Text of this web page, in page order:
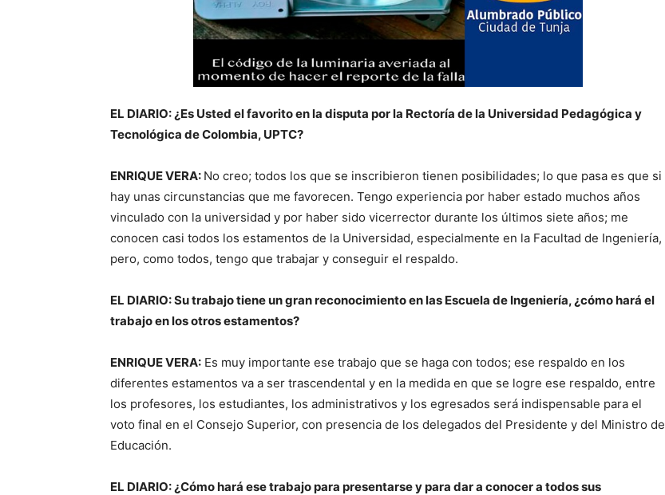
EL DIARIO: ¿Es Usted el favorito en la disputa por la Rectoría de la Universidad Pedagógica y
Tecnológica de Colombia, UPTC?
ENRIQUE VERA: No creo; todos los que se inscribieron tienen posibilidades; lo que pasa es que si
hay unas circunstancias que me favorecen. Tengo experiencia por haber estado muchos años
vinculado con la universidad y por haber sido vicerrector durante los últimos siete años; me
conocen casi todos los estamentos de la Universidad, especialmente en la Facultad de Ingeniería,
pero, como todos, tengo que trabajar y conseguir el respaldo.
EL DIARIO: Su trabajo tiene un gran reconocimiento en las Escuela de Ingeniería, ¿cómo hará el
trabajo en los otros estamentos?
ENRIQUE VERA: Es muy importante ese trabajo que se haga con todos; ese respaldo en los
diferentes estamentos va a ser trascendental y en la medida en que se logre ese respaldo, entre
los profesores, los estudiantes, los administrativos y los egresados será indispensable para el
voto final en el Consejo Superior, con presencia de los delegados del Presidente y del Ministro de
Educación.
EL DIARIO: ¿Cómo hará ese trabajo para presentarse y para dar a conocer a todos sus